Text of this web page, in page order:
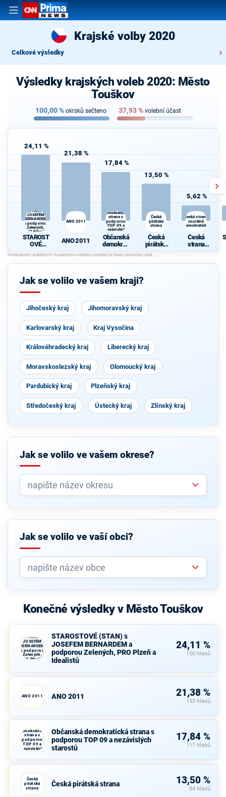
Krajské volby 2020
Celkové výsledky
Výsledky krajských voleb 2020: Město
Touškov
100,00% okrsků sečteno 37,93% volební účast
24,11 %
(STAN) s
JOSEFEM
BERNARDEM
a podporou
Zelených,
PRO Plzeň a
Idealistů
STAROST
OVÉ
(STAN) s
JOSEFEM
BERNARD
podporou
PRO Plzeň
a Idealistů
21,38 %
ANO 2011
ANO 2011
17,84 %
demokratická
strana s
podporou
TOP 09 a
nezávislých
starostů
Občanská
demokrati
cká strana
s podporou
TOP 09 a
h starostů
13,50 %
Česká
pirátská
strana
Česká
pirátská
strana
5,62 %
Česká strana
sociálně
demokratická
Česká
strana
sociálně
cká
Jak se volilo ve vašem kraji?
Jihočeský kraj Jihomoravský kraj
Karlovarský kraj Kraj Vysočina
Královéhradecký kraj Liberecký kraj
Moravskoslezský kraj Olomoucký kraj
Pardubický kraj Plzeňský kraj
Středočeský kraj Ústecký kraj Zlínský kraj
Jak se volilo ve vašem okrese?
Jak se volilo ve vaší obci?
Konečné výsledky v Město Touškov
(STAN) s
JOSEFEM
BERNARDEM
a podporou
Zelených,
PRO Plzeň a
STAROSTOVÉ (STAN) s
JOSEFEM BERNARDEM a
podporou Zelených, PRO Plzeň a
Idealistů
24,11 %
150 hlasů
ANO 2011 ANO 2011 21,38 %
133 hlasů
demokratická
strana s
podporou
TOP 09 a
nezávislých
starostů
Občanská demokratická strana s
podporou TOP 09 a nezávislých
starostů
17,84 %
111 hlasů
Česká
pirátská
strana
Česká pirátská strana 13,50 %
84 hlasů